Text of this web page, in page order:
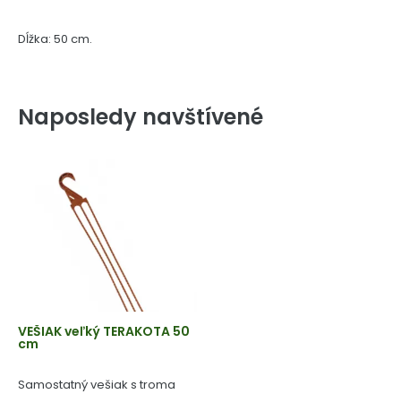
Dĺžka: 50 cm.
Naposledy navštívené
VEŠIAK veľký TERAKOTA 50
cm
Samostatný vešiak s troma